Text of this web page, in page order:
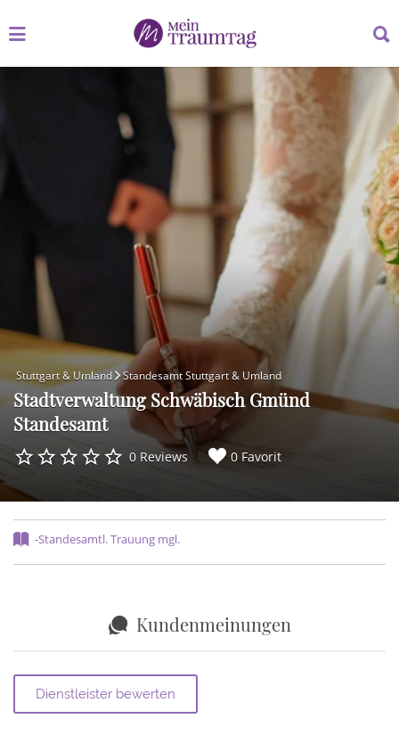
nach:
nach:
Stuttgart & Umland Standesamt Stuttgart & Umland
Stadtverwaltung Schwäbisch Gmünd
Standesamt
0 Reviews 0 Favorit
-Standesamtl. Trauung mgl.
Kundenmeinungen